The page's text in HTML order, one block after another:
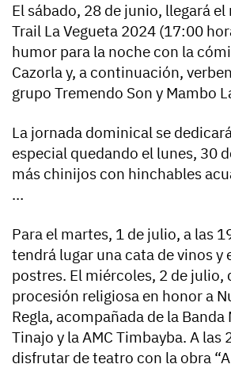
El sábado, 28 de junio, llegará
Trail La Vegueta 2024 (17:00
humor para la noche con la
Cazorla y, a continuación,
grupo Tremendo Son y Mambo
La jornada dominical se
especial quedando el lunes, 30
más chinijos con hinchables
…
Para el martes, 1 de julio, a las
tendrá lugar una cata de vinos y
postres. El miércoles, 2 de julio,
procesión religiosa en honor a
Regla, acompañada de la
Tinajo y la AMC Timbayba. A las
disfrutar de teatro con la obra